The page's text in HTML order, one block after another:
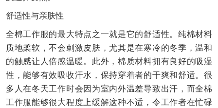
舒适性与亲肤性
全棉工作服的最大特点之一就是它的舒适性。纯棉材料
质地柔软，不会刺激皮肤，尤其是在寒冷的冬季，温和
的触感让人倍感温暖。此外，棉质材料拥有良好的吸湿
性，能够有效吸收汗水，保持穿着者的干爽和舒适。很
多人在冬天工作时会因为室内外温差导致出汗，而全棉
工作服能够很大程度上缓解这种不适，令工作者在忙碌